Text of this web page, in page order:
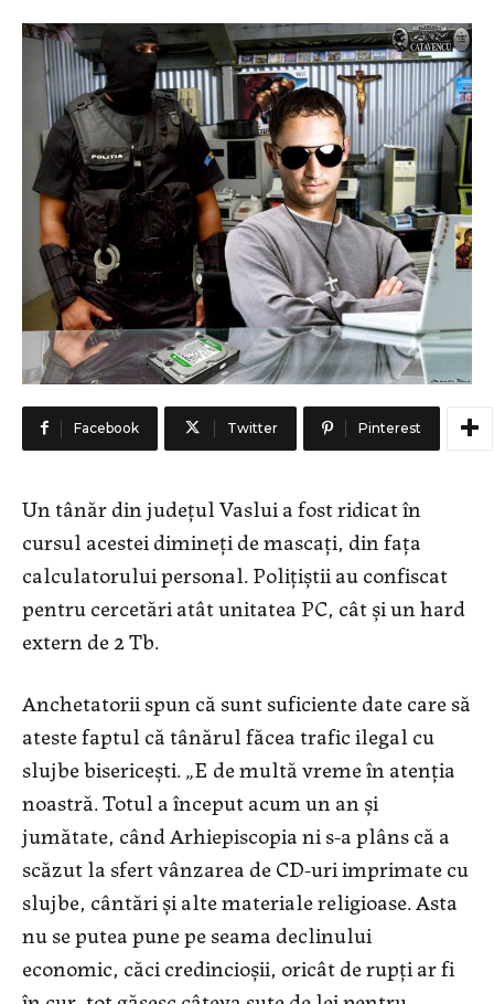
Facebook Twitter Pinterest
Un tânăr din județul Vaslui a fost ridicat în
cursul acestei dimineți de mascați, din fața
calculatorului personal. Polițiștii au confiscat
pentru cercetări atât unitatea PC, cât și un hard
extern de 2 Tb.
Anchetatorii spun că sunt suficiente date care să
ateste faptul că tânărul făcea trafic ilegal cu
slujbe bisericești. „E de multă vreme în atenția
noastră. Totul a început acum un an și
jumătate, când Arhiepiscopia ni s-a plâns că a
scăzut la sfert vânzarea de CD-uri imprimate cu
slujbe, cântări și alte materiale religioase. Asta
nu se putea pune pe seama declinului
economic, căci credincioșii, oricât de rupți ar fi